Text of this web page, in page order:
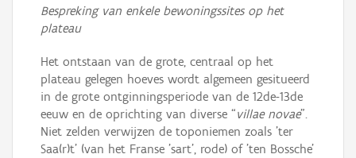
Bespreking van enkele bewoningssites op het
plateau
Het ontstaan van de grote, centraal op het
plateau gelegen hoeves wordt algemeen gesitueerd
in de grote ontginningsperiode van de 12de-13de
eeuw en de oprichting van diverse “villae novae”.
Niet zelden verwijzen de toponiemen zoals 'ter
Saa(r)t' (van het Franse 'sart', rode) of 'ten Bossche'